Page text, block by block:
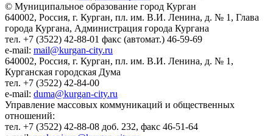
© Муниципальное образование город Курган
640002, Россия, г. Курган, пл. им. В.И. Ленина, д. № 1, Глава
города Кургана, Администрация города Кургана
тел. +7 (3522) 42-88-01 факс (автомат.) 46-59-69
e-mail: mail@kurgan-city.ru
640002, Россия, г. Курган, пл. им. В.И. Ленина, д. № 1,
Курганская городская Дума
тел. +7 (3522) 42-84-00
e-mail: duma@kurgan-city.ru
Управление массовых коммуникаций и общественных
отношений:
тел. +7 (3522) 42-88-08 доб. 232, факс 46-51-64